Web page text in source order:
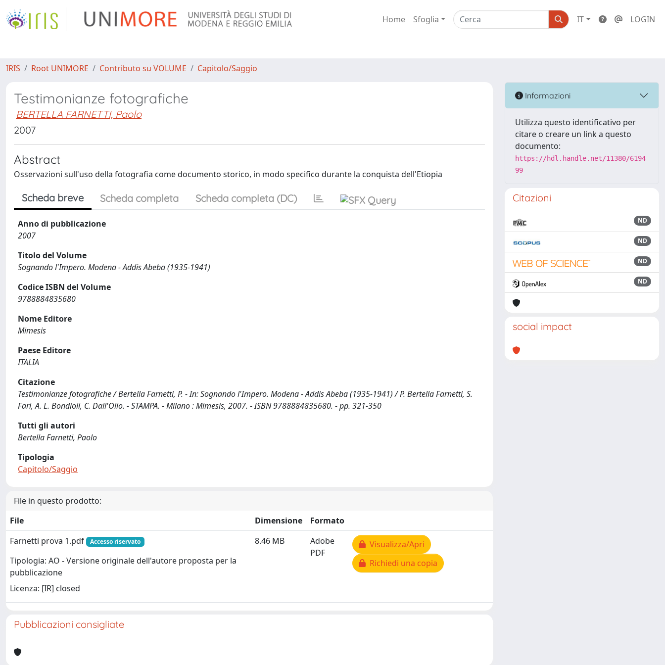
Home Sfoglia IT LOGIN
IRIS Root UNIMORE Contributo su VOLUME Capitolo/Saggio
Testimonianze fotografiche
BERTELLA FARNETTI, Paolo
2007
Abstract
Osservazioni sull'uso della fotografia come documento storico, in modo specifico durante la conquista dell'Etiopia
Scheda breve Scheda completa Scheda completa (DC)
Anno di pubblicazione
2007
Titolo del Volume
Sognando l'Impero. Modena - Addis Abeba (1935-1941)
Codice ISBN del Volume
9788884835680
Nome Editore
Mimesis
Paese Editore
ITALIA
Citazione
Testimonianze fotografiche / Bertella Farnetti, P. - In: Sognando l'Impero. Modena - Addis Abeba (1935-1941) / P. Bertella Farnetti, S.
Fari, A. L. Bondioli, C. Dall'Olio. - STAMPA. - Milano : Mimesis, 2007. - ISBN 9788884835680. - pp. 321-350
Tutti gli autori
Bertella Farnetti, Paolo
Tipologia
Capitolo/Saggio
File in questo prodotto:
File
Dimensione
Formato
Farnetti prova 1.pdf
Accesso riservato
Tipologia: AO - Versione originale dell'autore proposta per la
pubblicazione
Licenza: [IR] closed
8.46 MB
Adobe
PDF
Visualizza/Apri
Richiedi una copia
Pubblicazioni consigliate
Informazioni
Utilizza questo identificativo per
citare o creare un link a questo
documento:
https://hdl.handle.net/11380/6194
99
Citazioni
ND
ND
ND
ND
social impact